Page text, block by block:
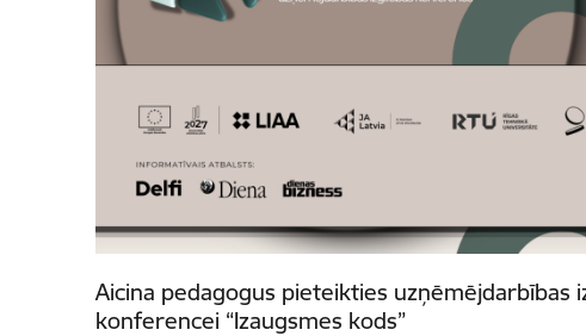
Aicina pedagogus pieteikties uzņēmējdarbības
konferencei “Izaugsmes kods”